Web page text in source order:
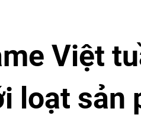
Việt
loạt sản